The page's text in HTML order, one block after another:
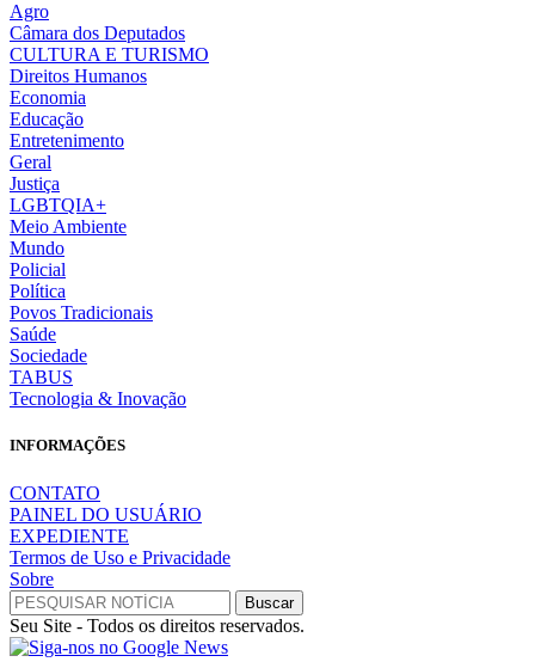
Agro
Câmara dos Deputados
CULTURA E TURISMO
Direitos Humanos
Economia
Educação
Entretenimento
Geral
Justiça
LGBTQIA+
Meio Ambiente
Mundo
Policial
Política
Povos Tradicionais
Saúde
Sociedade
TABUS
Tecnologia & Inovação
INFORMAÇÕES
CONTATO
PAINEL DO USUÁRIO
EXPEDIENTE
Termos de Uso e Privacidade
Sobre
Seu Site - Todos os direitos reservados.